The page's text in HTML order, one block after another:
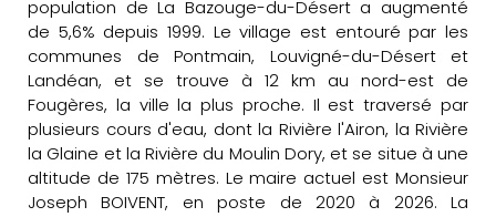
population de La Bazouge-du-Désert a augmenté
de 5,6% depuis 1999. Le village est entouré par les
communes de Pontmain, Louvigné-du-Désert et
Landéan, et se trouve à 12 km au nord-est de
Fougères, la ville la plus proche. Il est traversé par
plusieurs cours d'eau, dont la Rivière l'Airon, la Rivière
la Glaine et la Rivière du Moulin Dory, et se situe à une
altitude de 175 mètres. Le maire actuel est Monsieur
Joseph BOIVENT, en poste de 2020 à 2026. La